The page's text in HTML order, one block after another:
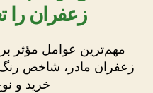
زعفران را
مهم‌ترین عوامل مؤثر
زعفران مادر، شاخص
خرید و